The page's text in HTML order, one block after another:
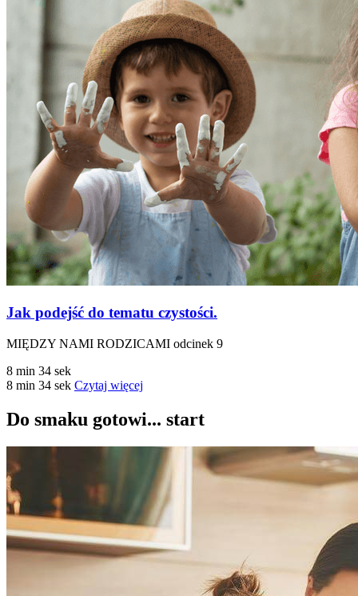
Jak podejść do tematu czystości.
MIĘDZY NAMI RODZICAMI odcinek 9
8 min 34 sek
8 min 34 sek Czytaj więcej
Do smaku gotowi... start